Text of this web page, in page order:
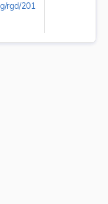
captage d'eau
rgd/201